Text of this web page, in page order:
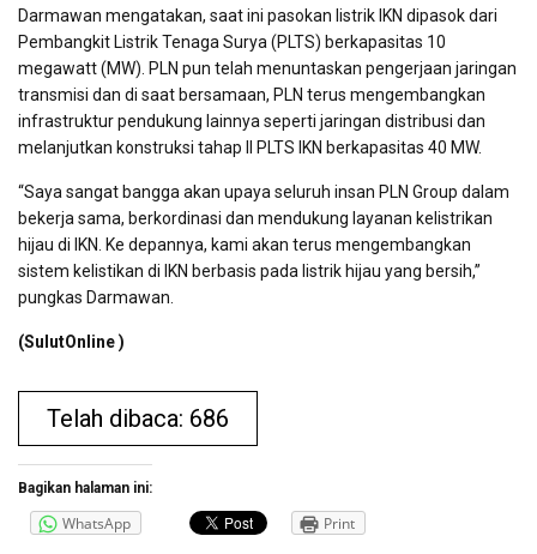
Darmawan mengatakan, saat ini pasokan listrik IKN dipasok dari
Pembangkit Listrik Tenaga Surya (PLTS) berkapasitas 10
megawatt (MW). PLN pun telah menuntaskan pengerjaan jaringan
transmisi dan di saat bersamaan, PLN terus mengembangkan
infrastruktur pendukung lainnya seperti jaringan distribusi dan
melanjutkan konstruksi tahap II PLTS IKN berkapasitas 40 MW.
“Saya sangat bangga akan upaya seluruh insan PLN Group dalam
bekerja sama, berkordinasi dan mendukung layanan kelistrikan
hijau di IKN. Ke depannya, kami akan terus mengembangkan
sistem kelistikan di IKN berbasis pada listrik hijau yang bersih,”
pungkas Darmawan.
(SulutOnline )
Telah dibaca: 686
Bagikan halaman ini:
WhatsApp Print